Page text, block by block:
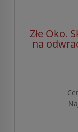
Złe Oko.
na